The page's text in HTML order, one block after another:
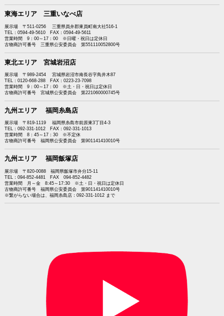
東海エリア 三重いなべ店
展示場 〒511-0256 三重県員弁郡東員町南大社516-1
TEL：0594-49-5610 FAX：0594-49-5611
営業時間 9：00～17：00 ※日曜・祝日は定休日
古物商許可番号 三重県公安委員会 第551110052800号
東北エリア 宮城岩沼店
展示場 〒989-2454 宮城県岩沼市南長谷字鳥井木87
TEL：0120-668-288 FAX：0223-23-7098
営業時間 9：00～17：00 ※土・日・祝日は定休日
古物商許可番号 宮城県公安委員会 第221060000745号
九州エリア 福岡糸島店
展示場 〒819-1119 福岡県糸島市前原東3丁目4-3
TEL：092-331-1012 FAX：092-331-1013
営業時間 8：45～17：30 ※不定休
古物商許可番号 福岡県公安委員会 第901141410010号
九州エリア 福岡飯塚店
展示場 〒820-0088 福岡県飯塚市弁分15-11
TEL：094-852-4481 FAX 094-852-4482
営業時間 月～金 8:45～17:30 ※土・日・祝日は定休日
古物商許可番号 福岡県公安委員会 第901141410010号
※繋がらない場合は、福岡糸島店：092-331-1012 まで